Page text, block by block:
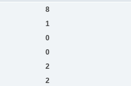
8
1
0
0
2
2